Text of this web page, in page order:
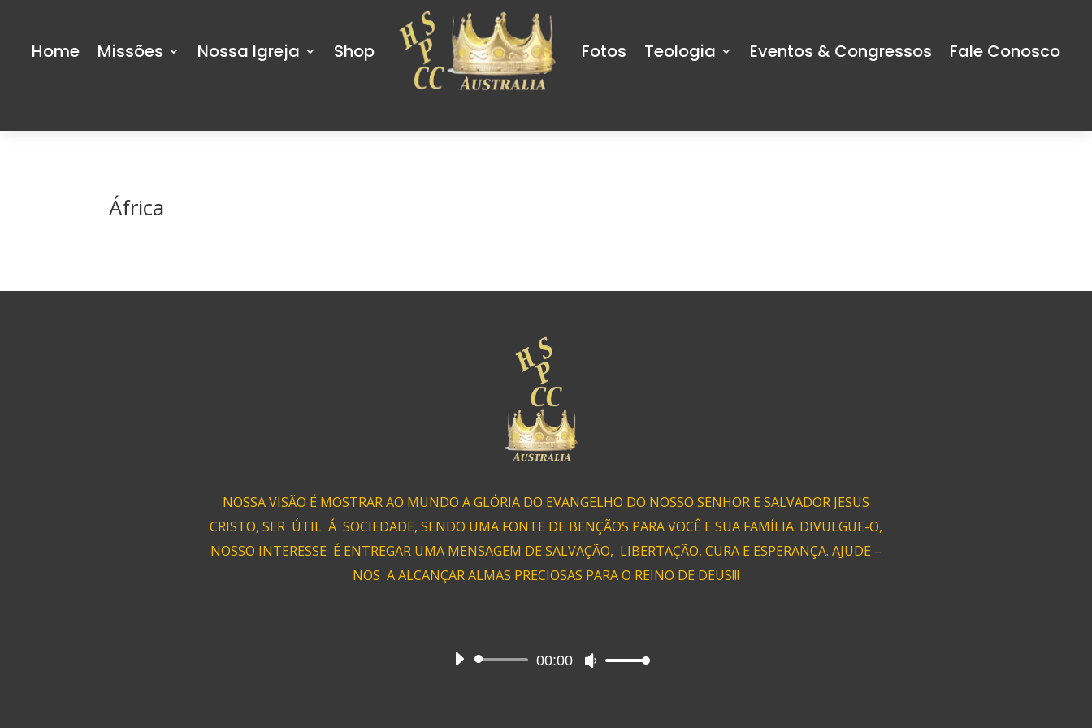
Home Missões Nossa Igreja Shop Fotos Teologia Eventos & Congressos Fale Conosco
África
NOSSA VISÃO É MOSTRAR AO MUNDO A GLÓRIA DO EVANGELHO DO NOSSO SENHOR E SALVADOR JESUS
CRISTO, SER ÚTIL Á SOCIEDADE, SENDO UMA FONTE DE BENÇÃOS PARA VOCÊ E SUA FAMÍLIA. DIVULGUE-O,
NOSSO INTERESSE É ENTREGAR UMA MENSAGEM DE SALVAÇÃO, LIBERTAÇÃO, CURA E ESPERANÇA. AJUDE –
NOS A ALCANÇAR ALMAS PRECIOSAS PARA O REINO DE DEUS!!!
Audio
00:00
Use